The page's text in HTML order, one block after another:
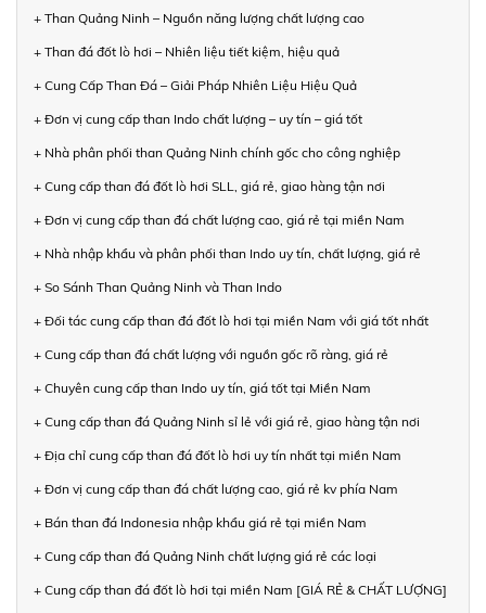
+ Than Quảng Ninh – Nguồn năng lượng chất lượng cao
+ Than đá đốt lò hơi – Nhiên liệu tiết kiệm, hiệu quả
+ Cung Cấp Than Đá – Giải Pháp Nhiên Liệu Hiệu Quả
+ Đơn vị cung cấp than Indo chất lượng – uy tín – giá tốt
+ Nhà phân phối than Quảng Ninh chính gốc cho công nghiệp
+ Cung cấp than đá đốt lò hơi SLL, giá rẻ, giao hàng tận nơi
+ Đơn vị cung cấp than đá chất lượng cao, giá rẻ tại miền Nam
+ Nhà nhập khẩu và phân phối than Indo uy tín, chất lượng, giá rẻ
+ So Sánh Than Quảng Ninh và Than Indo
+ Đối tác cung cấp than đá đốt lò hơi tại miền Nam với giá tốt nhất
+ Cung cấp than đá chất lượng với nguồn gốc rõ ràng, giá rẻ
+ Chuyên cung cấp than Indo uy tín, giá tốt tại Miền Nam
+ Cung cấp than đá Quảng Ninh sỉ lẻ với giá rẻ, giao hàng tận nơi
+ Địa chỉ cung cấp than đá đốt lò hơi uy tín nhất tại miền Nam
+ Đơn vị cung cấp than đá chất lượng cao, giá rẻ kv phía Nam
+ Bán than đá Indonesia nhập khẩu giá rẻ tại miền Nam
+ Cung cấp than đá Quảng Ninh chất lượng giá rẻ các loại
+ Cung cấp than đá đốt lò hơi tại miền Nam [GIÁ RẺ & CHẤT LƯỢNG]